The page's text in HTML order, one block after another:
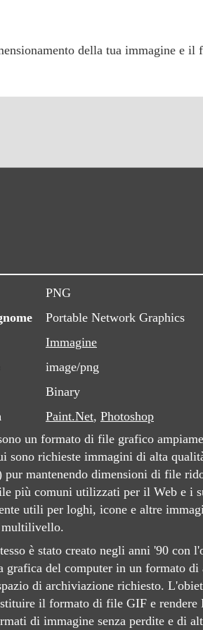
della tua immagine e il
PNG
Portable Network Graphics
Immagine
image/png
Binary
Paint.Net, Photoshop
un formato di file grafico
sono richieste immagini di alta
pur mantenendo dimensioni di file
più comuni utilizzati per il Web e i
utili per loghi, icone e altre
multilivello.
è stato creato negli anni '90 con
grafica del computer in un formato
di archiviazione richiesto.
il formato di file GIF e rendere
di immagine senza perdite e di